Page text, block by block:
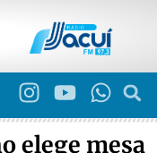
elege mesa